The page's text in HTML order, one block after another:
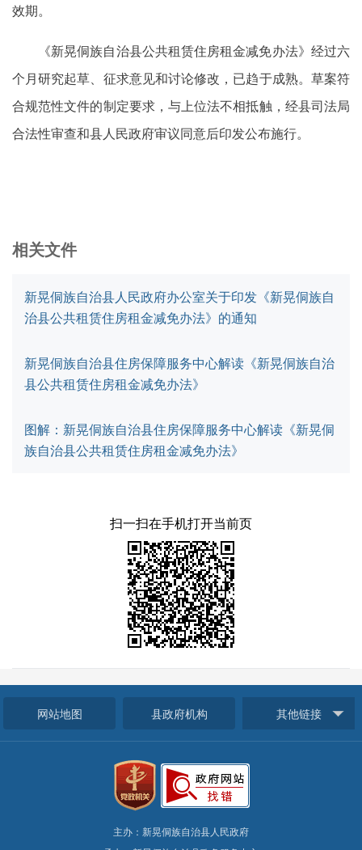
效期。
《新晃侗族自治县公共租赁住房租金减免办法》经过六
个月研究起草、征求意见和讨论修改，已趋于成熟。草案符
合规范性文件的制定要求，与上位法不相抵触，经县司法局
合法性审查和县人民政府审议同意后印发公布施行。
相关文件
新晃侗族自治县人民政府办公室关于印发《新晃侗族自
治县公共租赁住房租金减免办法》的通知
新晃侗族自治县住房保障服务中心解读《新晃侗族自治
县公共租赁住房租金减免办法》
图解：新晃侗族自治县住房保障服务中心解读《新晃侗
族自治县公共租赁住房租金减免办法》
扫一扫在手机打开当前页
网站地图 县政府机构 其他链接
主办：新晃侗族自治县人民政府